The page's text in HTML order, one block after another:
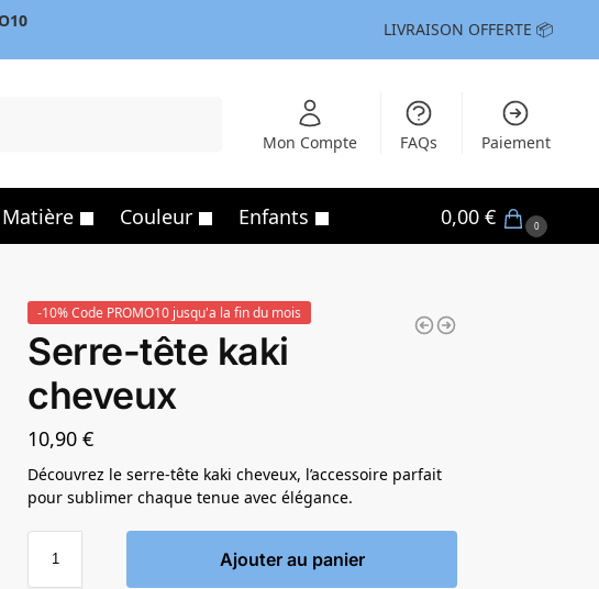
LIVRAISON OFFERTE 📦
Mon Compte FAQs Paiement
Matière Couleur Enfants 0,00€ 0
-10% Code PROMO10 jusqu'a la fin du mois
Serre-tête kaki
cheveux
10,90€
Découvrez le serre-tête kaki cheveux, l’accessoire parfait
pour sublimer chaque tenue avec élégance.
Ajouter au panier